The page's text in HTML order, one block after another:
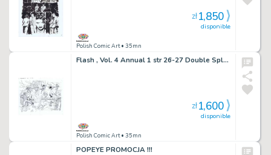
Polish Comic Art• 35mn
disponible
zł1,850
Flash , Vol. 4 Annual 1 str 26-27 Double Splash
Polish Comic Art• 35mn
disponible
zł1,600
POPEYE PROMOCJA !!!